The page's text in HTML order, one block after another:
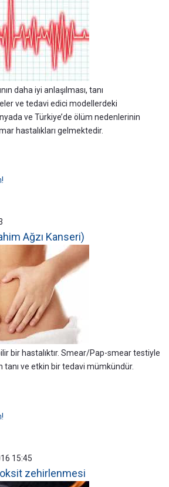
daha iyi anlaşılması, tanı
ve tedavi edici modellerdeki
ve Türkiye’de ölüm nedenlerinin
hastalıkları gelmektedir.
Ağzı Kanseri)
bir hastalıktır. Smear/Pap-smear testiyle
ve etkin bir tedavi mümkündür.
15:45
zehirlenmesi